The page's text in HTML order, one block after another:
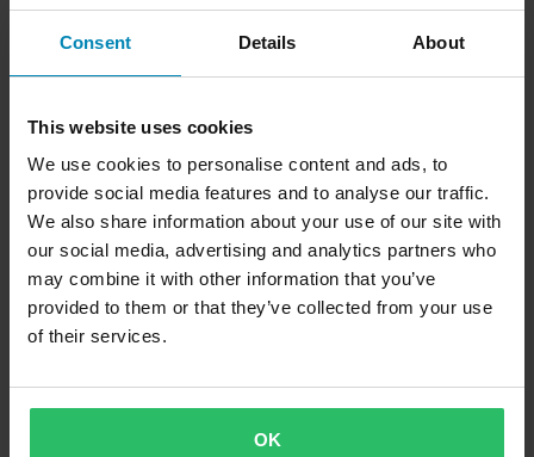
Consent Details About
This website uses cookies
We use cookies to personalise content and ads, to
provide social media features and to analyse our traffic.
We also share information about your use of our site with
our social media, advertising and analytics partners who
may combine it with other information that you’ve
provided to them or that they’ve collected from your use
of their services.
OK
Alkaen -10%
4,99 €
Pakoputken Tiiviste Sno-X Arctic Cat
7,99 €
Polttoainepumpun Tiiviste Sno-X Ac
/